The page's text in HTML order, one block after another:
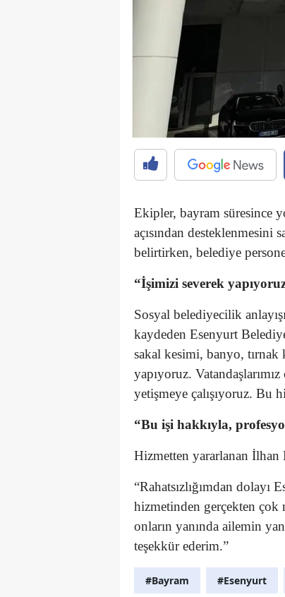
Ekipler, bayram süresince
açısından desteklenmesini
belirtirken, belediye
“İşimizi severek
Sosyal belediyecilik
kaydeden Esenyurt
sakal kesimi, banyo, tırnak
yapıyoruz.
yetişmeye çalışıyoruz. Bu
“Bu işi hakkıyla,
Hizmetten yararlanan İlhan
“Rahatsızlığımdan dolayı
hizmetinden gerçekten
onların yanında ailemin
teşekkür ederim.”
#Bayram #Esenyurt